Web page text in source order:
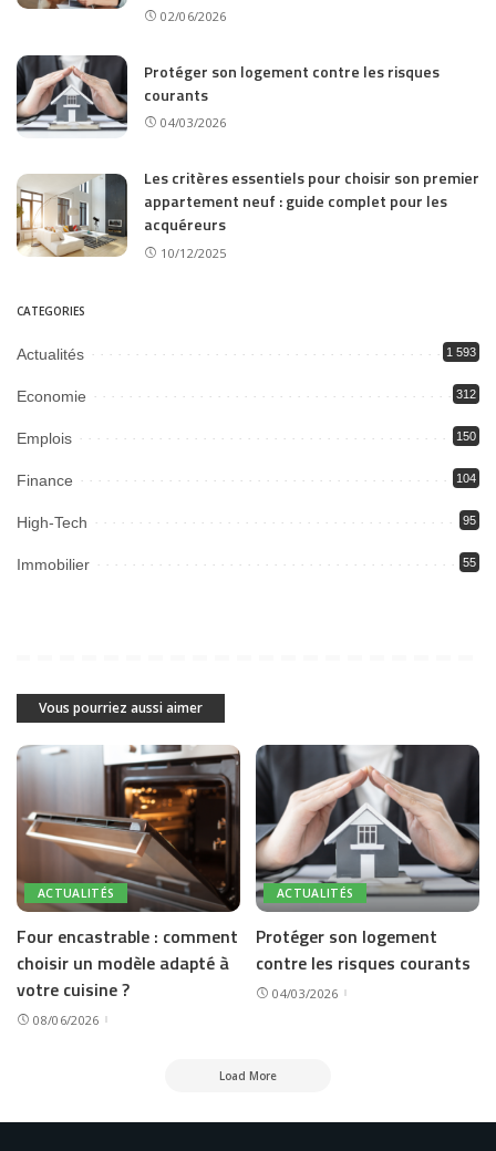
02/06/2026
Protéger son logement contre les risques
courants
04/03/2026
Les critères essentiels pour choisir son premier
appartement neuf : guide complet pour les
acquéreurs
10/12/2025
CATEGORIES
Actualités 1 593
Economie 312
Emplois 150
Finance 104
High-Tech 95
Immobilier 55
Vous pourriez aussi aimer
ACTUALITÉS
Four encastrable : comment
choisir un modèle adapté à
votre cuisine ?
08/06/2026
ACTUALITÉS
Protéger son logement
contre les risques courants
04/03/2026
Load More